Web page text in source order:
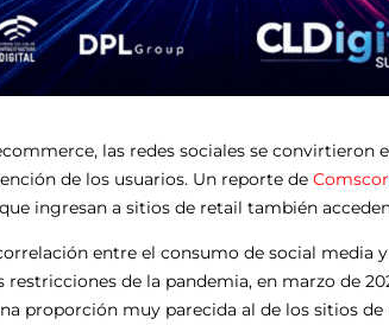
las redes sociales se convirtieron
de los usuarios. Un reporte de
ingresan a sitios de retail también
entre el consumo de social media
restricciones de la pandemia, en marzo de
proporción muy parecida al de los sitios